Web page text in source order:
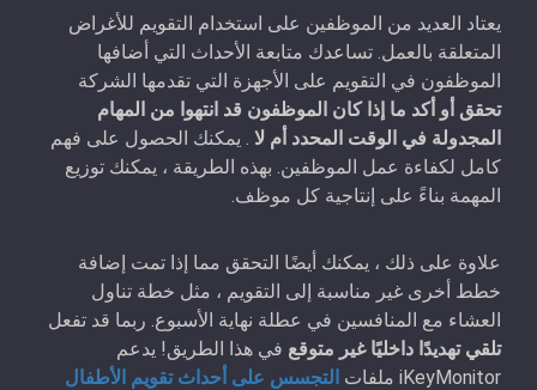
يعتاد العديد من الموظفين على استخدام التقويم للأغراض
المتعلقة بالعمل. تساعدك متابعة الأحداث التي أضافها
الموظفون في التقويم على الأجهزة التي تقدمها الشركة
تحقق أو أكد ما إذا كان الموظفون قد انتهوا من المهام
المجدولة في الوقت المحدد أم لا . يمكنك الحصول على فهم
كامل لكفاءة عمل الموظفين. بهذه الطريقة ، يمكنك توزيع
المهمة بناءً على إنتاجية كل موظف.
علاوة على ذلك ، يمكنك أيضًا التحقق مما إذا تمت إضافة
خطط أخرى غير مناسبة إلى التقويم ، مثل خطة تناول
العشاء مع المنافسين في عطلة نهاية الأسبوع. ربما قد تفعل
تلقي تهديدًا داخليًا غير متوقع في هذا الطريق! يدعم
iKeyMonitor ملفات
التجسس على أحداث تقويم الأطفال